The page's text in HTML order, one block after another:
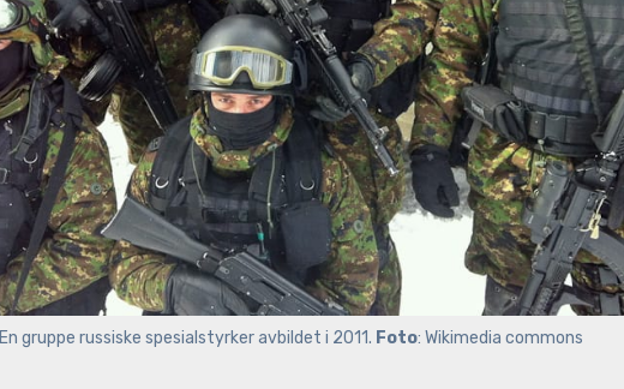
En gruppe russiske spesialstyrker avbildet i 2011. Foto: Wikimedia commons